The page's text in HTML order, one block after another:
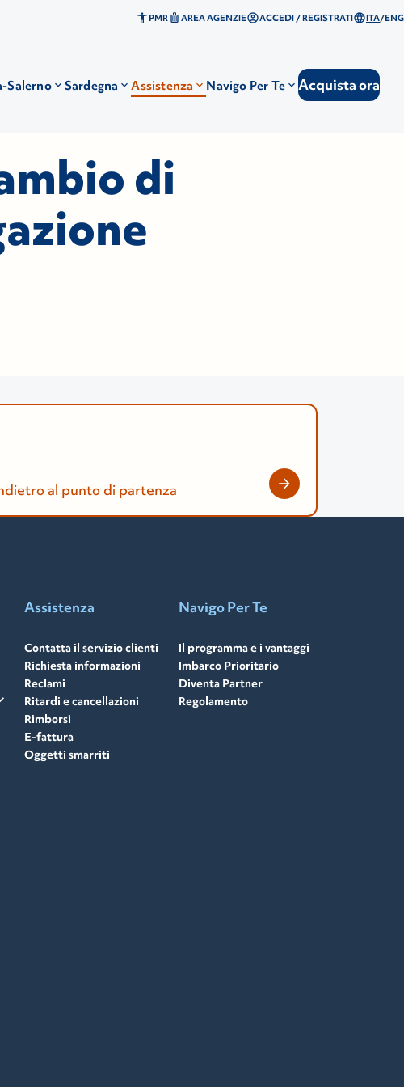
Salerno Sardegna Assistenza Navigo Per Te Acquista ora
PMR AREA AGENZIE ACCEDI / REGISTRATI ITA/ENG
di
al punto di partenza
Assistenza
Contatta il servizio clienti
Richiesta informazioni
Reclami
Ritardi e cancellazioni
Rimborsi
E-fattura
Oggetti smarriti
Navigo Per Te
Il programma e i vantaggi
Imbarco Prioritario
Diventa Partner
Regolamento